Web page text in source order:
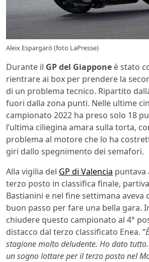
Aleix Espargarò (foto LaPresse)
Durante il GP del Giappone è stato
rientrare ai box per prendere la
di un problema tecnico. Ripartito
fuori dalla zona punti. Nelle ultime
campionato 2022 ha preso solo 18
l’ultima ciliegina amara sulla torta,
problema al motore che lo ha
giri dallo spegnimento dei semafori.
Alla vigilia del GP di Valencia puntava
terzo posto in classifica finale,
Bastianini e nel fine settimana
buon passo per fare una bella gara.
chiudere questo campionato al 4°
distacco dal terzo classificato Enea. “
stagione molto deludente. Ho dato
un sogno lottare per il terzo posto nel